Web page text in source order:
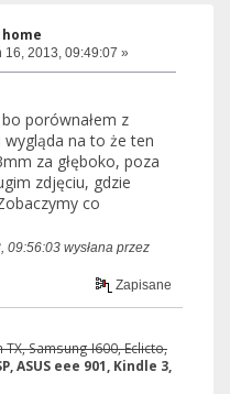
16, 2013, 09:49:07 »
porównałem z
na to że ten
za głęboko, poza
zdjęciu, gdzie
co
09:56:03 wysłana przez
Zapisane
TX, Samsung I600, Eclicto,
ASUS eee 901, Kindle 3,